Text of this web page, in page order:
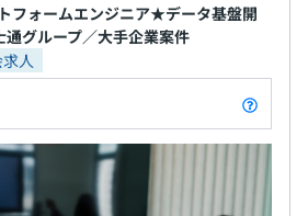
フォームエンジニア★データ基盤開
グループ／大手企業案件
人